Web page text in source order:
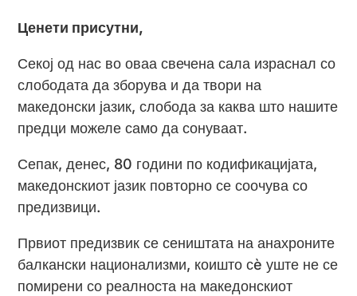
Ценети присутни,
Секој од нас во оваа свечена сала израснал со
слободата да зборува и да твори на
македонски јазик, слобода за каква што нашите
предци можеле само да сонуваат.
Сепак, денес, 80 години по кодификацијата,
македонскиот јазик повторно се соочува со
предизвици.
Првиот предизвик се сеништата на анахроните
балкански национализми, коишто сè уште не се
помирени со реалноста на македонскиот